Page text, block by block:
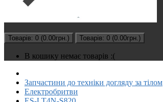
Товарів: 0 (0.00грн.) Товарів: 0 (0.00грн.)
В кошику немає товарів :(
Запчастини до техніки догляду за тілом
Електробритви